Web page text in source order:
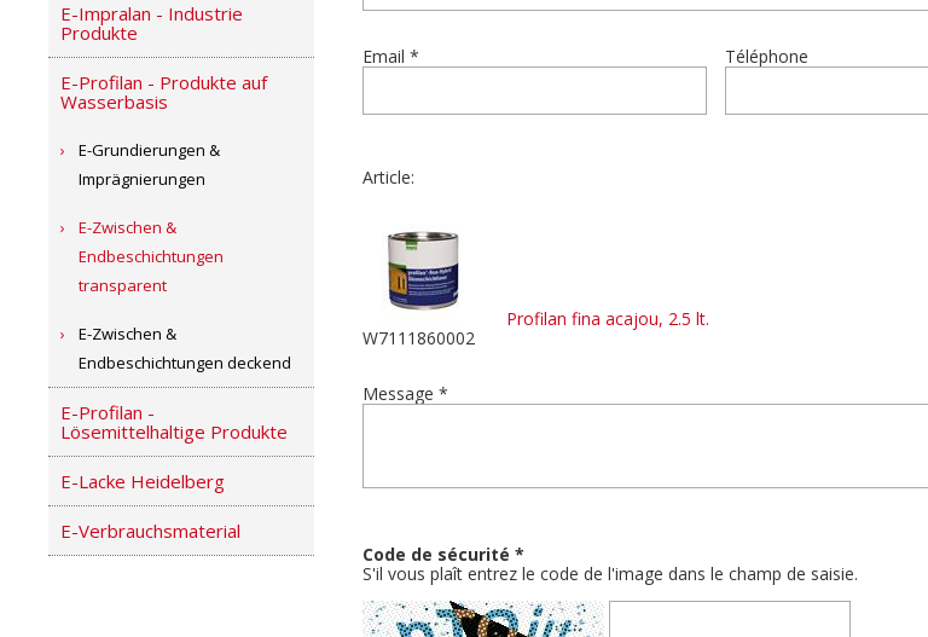
E-Impralan - Industrie
Produkte
E-Profilan - Produkte auf
Wasserbasis
E-Grundierungen &
Imprägnierungen
E-Zwischen &
Endbeschichtungen
transparent
E-Zwischen &
Endbeschichtungen deckend
E-Profilan -
Lösemittelhaltige Produkte
E-Lacke Heidelberg
E-Verbrauchsmaterial
Email * Téléphone
Article:
Profilan fina acajou, 2.5 lt.
W7111860002
Message *
Code de sécurité *
S'il vous plaît entrez le code de l'image dans le champ de saisie.